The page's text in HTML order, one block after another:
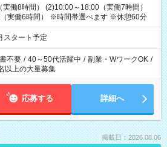
働8時間） (2)10:00～18:00（実働7時間）
実働6時間） ※時間帯選べます ※休憩60分
タート予定
不要 / 40～50代活躍中 / 副業・WワークOK /
以上の大量募集
応募する 詳細へ
掲載日：2026.08.06